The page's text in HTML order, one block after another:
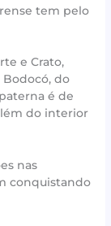
tem pelo
e Crato,
Bodocó, do
é de
do interior
nas
conquistando